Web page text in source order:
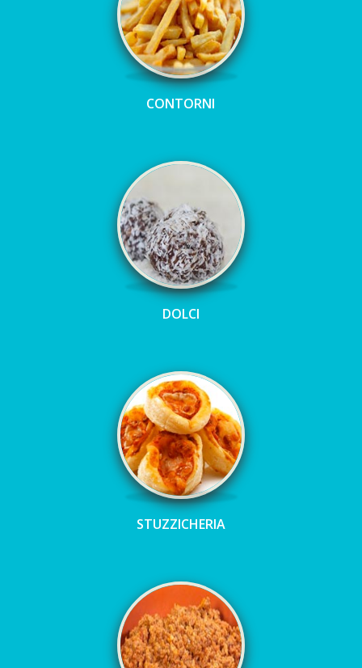
CONTORNI
DOLCI
STUZZICHERIA